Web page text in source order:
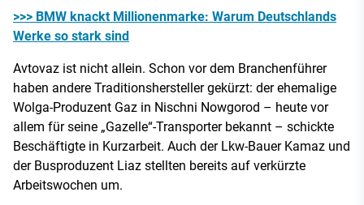
>>> BMW knackt Millionenmarke: Warum Deutschlands
Werke so stark sind
Avtovaz ist nicht allein. Schon vor dem Branchenführer
haben andere Traditionshersteller gekürzt: der ehemalige
Wolga-Produzent Gaz in Nischni Nowgorod – heute vor
allem für seine „Gazelle“-Transporter bekannt – schickte
Beschäftigte in Kurzarbeit. Auch der Lkw-Bauer Kamaz und
der Busproduzent Liaz stellten bereits auf verkürzte
Arbeitswochen um.